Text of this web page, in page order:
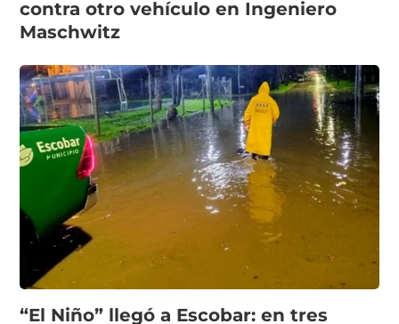
contra otro vehículo en Ingeniero
Maschwitz
“El Niño” llegó a Escobar: en tres